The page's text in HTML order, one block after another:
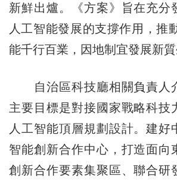
新鮮出爐。《方案》旨在充分
人工智能發展的支撐作用，推
能千行百業，因地制宜發展新質
自治區科技廳相關負責人介
主要目標是對接國家戰略科技
人工智能頂層規劃設計。建
智能創新合作中心，打造面向
創新合作要素集聚區、聯合研